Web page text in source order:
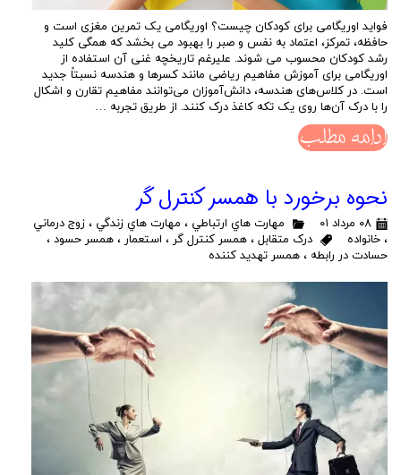
فواید اوریگامی برای کودکان چیست؟ اوریگامی یک تمرین مغزی است و
حافظه، تمرکز، اعتماد به نفس و صبر را بهبود می بخشد که همگی کلید
رشد کودکان محسوب می شوند. علیرغم تاریخچه غنی آن استفاده از
اوریگامی برای آموزش مفاهیم ریاضی مانند کسرها و هندسه نسبتاً جدید
است. در کلاس‌های هندسه، دانش‌آموزان می‌توانند مفاهیم تقارن و اشکال
را با درک آن‌ها روی یک تکه کاغذ درک کنند. از طریق تجربه …
ادامه مطلب
نحوه برخورد با همسر کنترل گر
۰۸ مرداد ۰۱ مهارت هاي ارتباطي ، مهارت هاي زندگي ، زوج درماني
، خانواده درک متقابل ، همسر کنترل گر ، استعمار ، همسر حسود ،
حسادت در رابطه ، همسر تهدید کننده